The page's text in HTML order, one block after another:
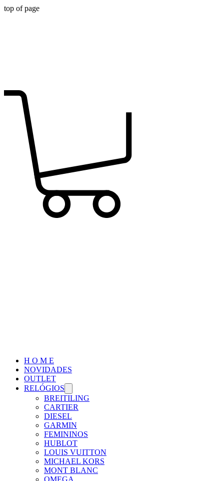
top of page
H O M E
NOVIDADES
OUTLET
RELÓGIOS
BREITILING
CARTIER
DIESEL
GARMIN
FEMININOS
HUBLOT
LOUIS VUITTON
MICHAEL KORS
MONT BLANC
OMEGA